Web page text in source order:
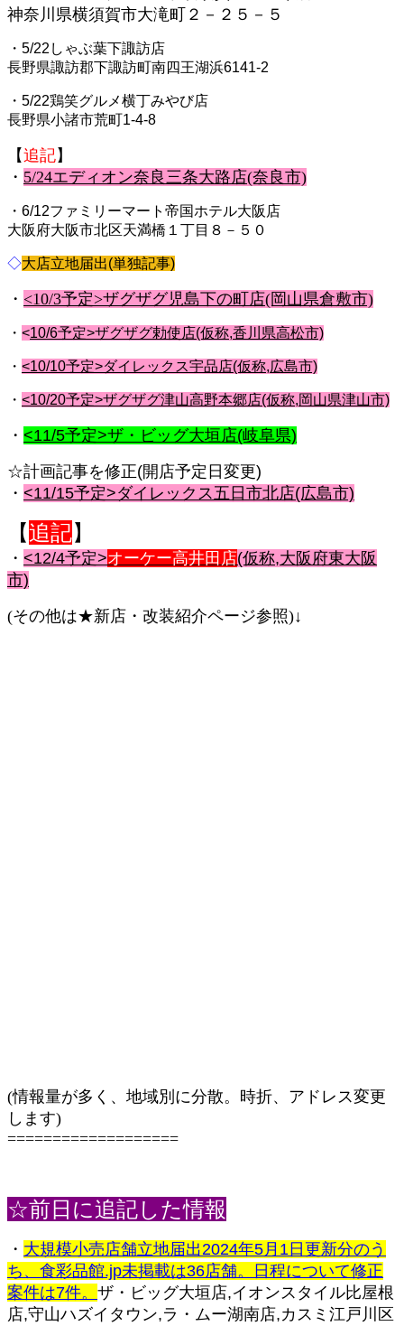
神奈川県横須賀市大滝町２－２５－５
・5/22しゃぶ葉下諏訪店
長野県諏訪郡下諏訪町南四王湖浜6141-2
・5/22鶏笑グルメ横丁みやび店
長野県小諸市荒町1-4-8
【追記】
・ 5/24エディオン奈良三条大路店(奈良市)
・6/12ファミリーマート帝国ホテル大阪店
大阪府大阪市北区天満橋１丁目８－５０
◇大店立地届出(単独記事)
・ <10/3予定>ザグザグ児島下の町店(岡山県倉敷市)
・ <10/6予定>ザグザグ勅使店(仮称,香川県高松市)
・ <10/10予定>ダイレックス宇品店(仮称,広島市)
・ <10/20予定>ザグザグ津山高野本郷店(仮称,岡山県津山市)
・ <11/5予定>ザ・ビッグ大垣店(岐阜県)
☆計画記事を修正(開店予定日変更)
・ <11/15予定>ダイレックス五日市北店(広島市)
【追記】
・ <12/4予定>オーケー高井田店(仮称,大阪府東大阪
市)
(その他は★新店・改装紹介ページ参照)↓
(情報量が多く、地域別に分散。時折、アドレス変更
します)
===================
☆前日に追記した情報
・ 大規模小売店舗立地届出2024年5月1日更新分のう
ち、食彩品館.jp未掲載は36店舗。日程について修正
案件は7件。 ザ・ビッグ大垣店,イオンスタイル比屋根
店,守山ハズイタウン,ラ・ムー湖南店,カスミ江戸川区